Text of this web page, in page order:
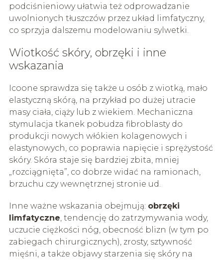
podciśnieniowy ułatwia też odprowadzanie
uwolnionych tłuszczów przez układ limfatyczny,
co sprzyja dalszemu modelowaniu sylwetki.
Wiotkość skóry, obrzęki i inne
wskazania
Icoone sprawdza się także u osób z wiotką, mało
elastyczną skórą, na przykład po dużej utracie
masy ciała, ciąży lub z wiekiem. Mechaniczna
stymulacja tkanek pobudza fibroblasty do
produkcji nowych włókien kolagenowych i
elastynowych, co poprawia napięcie i sprężystość
skóry. Skóra staje się bardziej zbita, mniej
„rozciągnięta”, co dobrze widać na ramionach,
brzuchu czy wewnętrznej stronie ud.
Inne ważne wskazania obejmują: obrzęki
limfatyczne, tendencję do zatrzymywania wody,
uczucie ciężkości nóg, obecność blizn (w tym po
zabiegach chirurgicznych), zrosty, sztywność
mięśni, a także objawy starzenia się skóry na